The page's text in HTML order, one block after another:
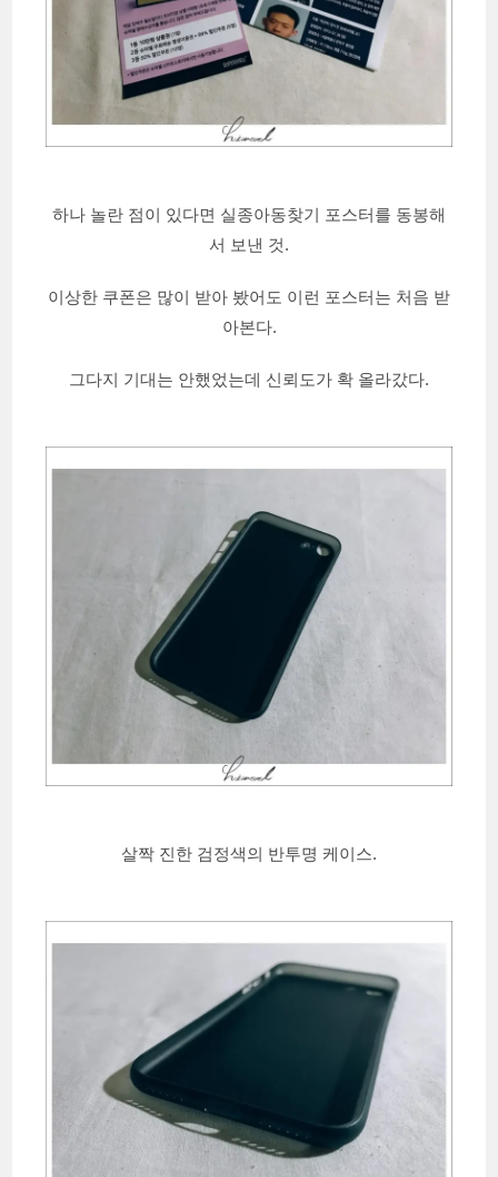
하나 놀란 점이 있다면 실종아동찾기 포스터를 동봉해
서 보낸 것.
이상한 쿠폰은 많이 받아 봤어도 이런 포스터는 처음 받
아본다.
그다지 기대는 안했었는데 신뢰도가 확 올라갔다.
살짝 진한 검정색의 반투명 케이스.